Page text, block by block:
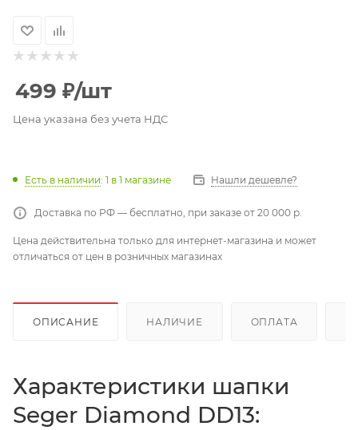
499 ₽/шт
Цена указана без учета НДС
Есть в наличии: 1 в 1 магазине Нашли дешевле?
Доставка по РФ — бесплатно, при заказе от 20 000 р.
Цена действительна только для интернет-магазина и может
отличаться от цен в розничных магазинах
ОПИСАНИЕ НАЛИЧИЕ ОПЛАТА
Характеристики шапки
Seger Diamond DD13: